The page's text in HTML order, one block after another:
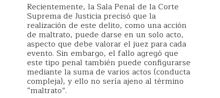
Recientemente, la Sala Penal de la Corte
Suprema de Justicia precisó que la
realización de este delito, como una acción
de maltrato, puede darse en un solo acto,
aspecto que debe valorar el juez para cada
evento. Sin embargo, el fallo agregó que
este tipo penal también puede configurarse
mediante la suma de varios actos (conducta
compleja), y ello no sería ajeno al término
“maltrato”.